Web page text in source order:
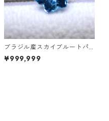
ブラジル産スカイブルートパ
ーズ スノーフレークカットル
ース 1.5ct 7.0mm*7.0mm*4.
¥999,999